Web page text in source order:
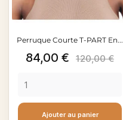
Perruque Courte T-PART En...
Prix
84,00 € Prix
120,00 €
Ajouter au panier